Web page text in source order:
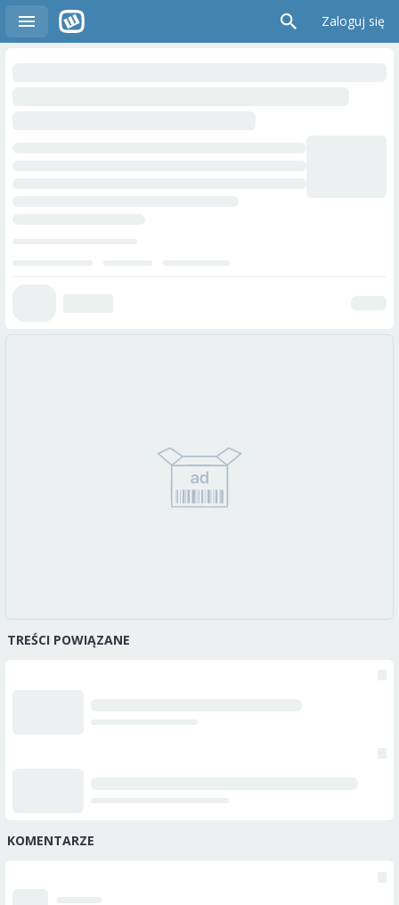
Zaloguj się
TREŚCI POWIĄZANE
KOMENTARZE